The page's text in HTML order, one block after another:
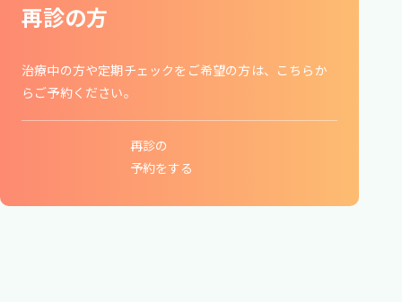
再診の方
治療中の方や定期チェックをご希望の方は、こちらか
らご予約ください。
再診の
​​​​​​​予約をする